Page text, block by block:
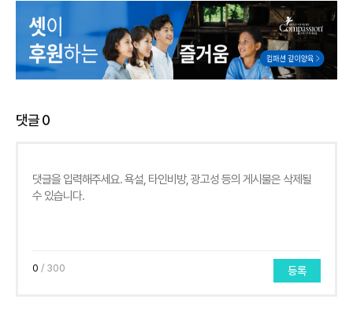
댓글0
0 / 300 등록